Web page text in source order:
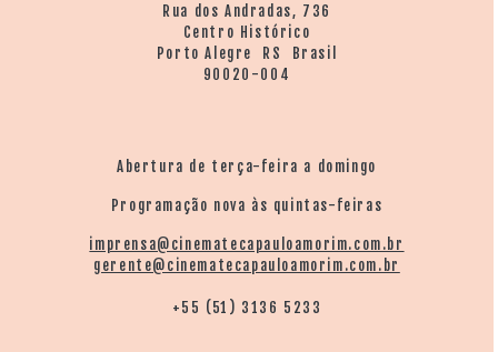
Rua dos Andradas, 736
Centro Histórico
Porto Alegre RS Brasil
90020-004
Abertura de terça-feira a domingo
Programação nova às quintas-feiras
imprensa@cinematecapauloamorim.com.br
gerente@cinematecapauloamorim.com.br
+55 (51) 3136 5233